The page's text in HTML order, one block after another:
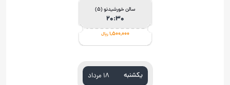
سالن خورشيدنو (5)
20:30
1,500,000ریال
یکشنبه ۱۸ مرداد